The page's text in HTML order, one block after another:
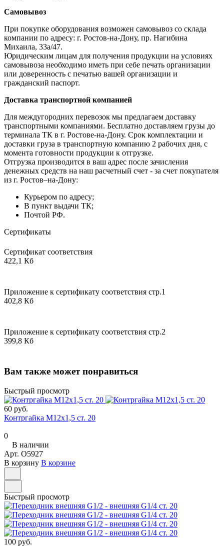
Самовывоз
При покупке оборудования возможен самовывоз со склада
компании по адресу: г. Ростов-на-Дону, пр. Нагибина
Михаила, 33а/47.
Юридическим лицам для получения продукции на условиях
самовывоза необходимо иметь при себе печать организации
или доверенность с печатью вашей организации и
гражданский паспорт.
Доставка транспортной компанией
Для междугородних перевозок мы предлагаем доставку
транспортными компаниями. Бесплатно доставляем грузы до
терминала ТК в г. Ростове-на-Дону. Срок комплектации и
доставки груза в транспортную компанию 2 рабочих дня, с
момента готовности продукции к отгрузке.
Отгрузка производится в ваш адрес после зачисления
денежных средств на наш расчетный счет - за счет покупателя
из г. Ростов–на-Дону:
Курьером по адресу;
В пункт выдачи ТК;
Почтой РФ.
Сертификаты
Сертификат соответствия
422,1 Кб
Приложение к сертификату соответствия стр.1
402,8 Кб
Приложение к сертификату соответствия стр.2
399,8 Кб
Вам также может понравиться
Быстрый просмотр
60 руб.
Контргайка М12х1,5 ст. 20
0
В наличии
Арт. O5927
В корзину В корзине
Быстрый просмотр
100 руб.